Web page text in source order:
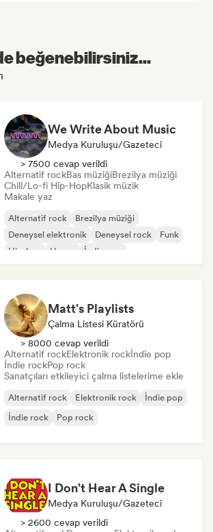
beğenebilirsiniz...
We Write About Music
Medya Kuruluşu/Gazeteci
> 7500 cevap verildi
Alternatif rockBas müziğiBrezilya müziği
Chill/Lo-fi Hip-HopKlasik müzik
Makale yaz
Alternatif rock
Brezilya müziği
Deneysel elektronik
Deneysel rock
Funk
Hip-hop
House İndie pop
Matt's Playlists
Çalma Listesi Küratörü
> 8000 cevap verildi
Alternatif rockElektronik rockİndie pop
İndie rockPop rock
Sanatçıları etkileyici çalma listelerime ekle
Alternatif rock Elektronik rock
İndie pop
İndie rock
Pop rock
I Don't Hear A Single
Medya Kuruluşu/Gazeteci
> 2600 cevap verildi